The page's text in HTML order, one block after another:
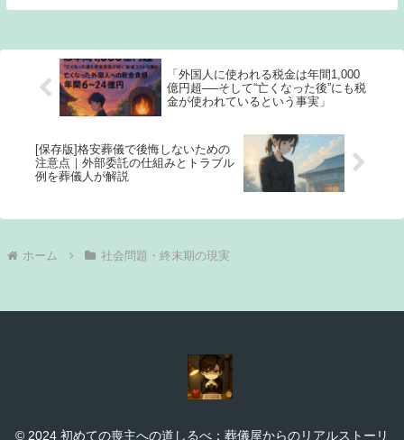
「外国人に使われる税金は年間1,000
億円超──そして“亡くなった後”にも税
金が使われているという事実」
[保存版]格安葬儀で後悔しないための
注意点｜外部委託の仕組みとトラブル
例を葬儀人が解説
ホーム 社会問題・終末期の現実
© 2024 初めての喪主への道しるべ：葬儀屋からのリアルストーリ